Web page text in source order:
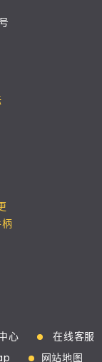
心
在线客服
网站地图